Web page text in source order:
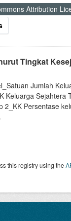
Attribution
Tingkat
Jumlah
Keluarga Sejahtera
2_KK Persentase
this registry using the